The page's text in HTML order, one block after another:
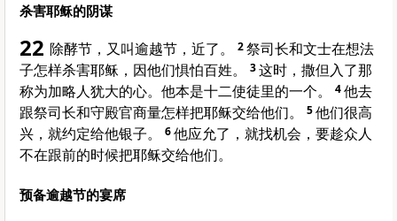
杀害耶稣的阴谋
22 除酵节，又叫逾越节，近了。 2祭司长和文士在想法
子怎样杀害耶稣，因他们惧怕百姓。
3这时，撒但入了那
称为加略人犹大的心。他本是十二使徒里的一个。 4他去
跟祭司长和守殿官商量怎样把耶稣交给他们。
5他们很高
兴，就约定给他银子。
6他应允了，就找机会，要趁众人
不在跟前的时候把耶稣交给他们。
预备逾越节的宴席